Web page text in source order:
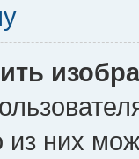
них